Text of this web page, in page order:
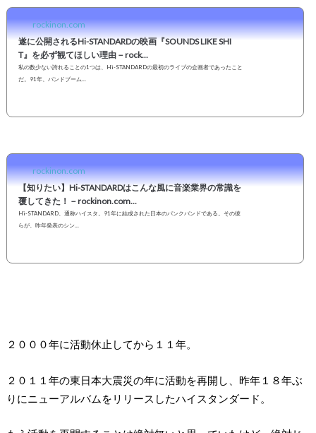
rockinon.com
遂に公開されるHi-STANDARDの映画『SOUNDS LIKE SHI
T』を必ず観てほしい理由－rock...
私の数少ない誇れることの1つは、Hi-STANDARDの最初のライブの企画者であったこと
だ。91年、バンドブーム…
rockinon.com
【知りたい】Hi-STANDARDはこんな風に音楽業界の常識を
覆してきた！－rockinon.com...
Hi-STANDARD、通称ハイスタ。91年に結成された日本のパンクバンドである。その彼
らが、昨年発表のシン…
２０００年に活動休止してから１１年。
２０１１年の東日本大震災の年に活動を再開し、昨年１８年ぶ
りにニューアルバムをリリースしたハイスタンダード。